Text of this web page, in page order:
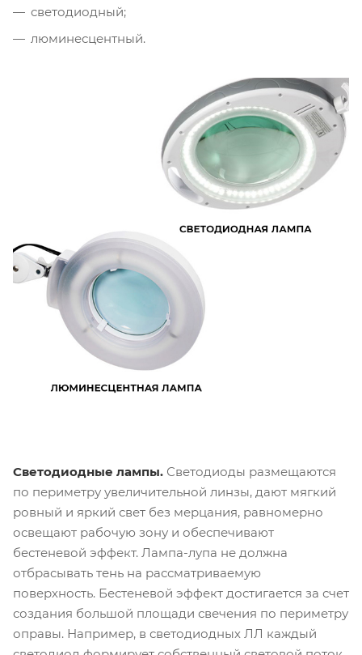
светодиодный;
люминесцентный.
Светодиодные лампы. Светодиоды размещаются
по периметру увеличительной линзы, дают мягкий
ровный и яркий свет без мерцания, равномерно
освещают рабочую зону и обеспечивают
бестеневой эффект. Лампа-лупа не должна
отбрасывать тень на рассматриваемую
поверхность. Бестеневой эффект достигается за счет
создания большой площади свечения по периметру
оправы. Например, в светодиодных ЛЛ каждый